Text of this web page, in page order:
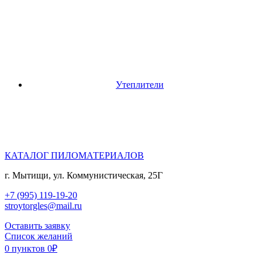
Утеплители
КАТАЛОГ ПИЛОМАТЕРИАЛОВ
г. Мытищи, ул. Коммунистическая, 25Г
+7 (995) 119-19-20
stroytorgles@mail.ru
Оставить заявку
Список желаний
0 пунктов 0₽